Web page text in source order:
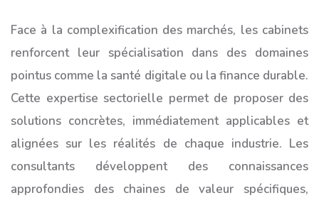
Face à la complexification des marchés, les cabinets
renforcent leur spécialisation dans des domaines
pointus comme la santé digitale ou la finance durable.
Cette expertise sectorielle permet de proposer des
solutions concrètes, immédiatement applicables et
alignées sur les réalités de chaque industrie. Les
consultants développent des connaissances
approfondies des chaines de valeur spécifiques,